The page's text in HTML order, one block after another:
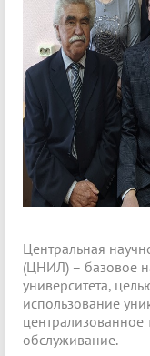
Центральная
(ЦНИЛ) – базовое
университета,
использование
централизованное
обслуживание.